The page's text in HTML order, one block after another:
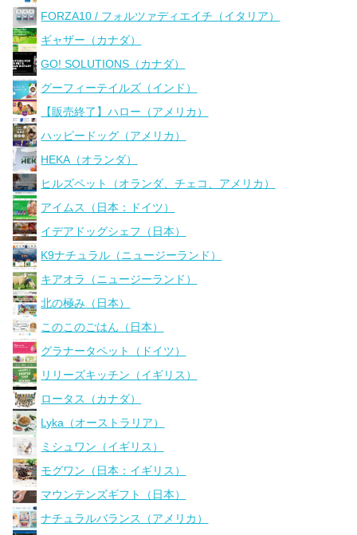
FORZA10 / フォルツァディエイチ（イタリア）
ギャザー（カナダ）
GO! SOLUTIONS（カナダ）
グーフィーテイルズ（インド）
【販売終了】ハロー（アメリカ）
ハッピードッグ（アメリカ）
HEKA（オランダ）
ヒルズペット（オランダ、チェコ、アメリカ）
アイムス（日本：ドイツ）
イデアドッグシェフ（日本）
K9ナチュラル（ニュージーランド）
キアオラ（ニュージーランド）
北の極み（日本）
このこのごはん（日本）
グラナータペット（ドイツ）
リリーズキッチン（イギリス）
ロータス（カナダ）
Lyka（オーストラリア）
ミシュワン（イギリス）
モグワン（日本：イギリス）
マウンテンズギフト（日本）
ナチュラルバランス（アメリカ）